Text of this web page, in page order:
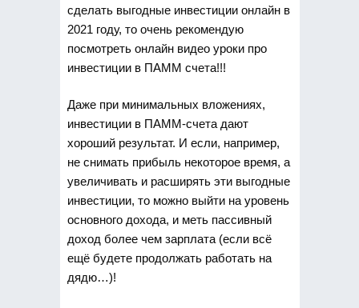
сделать выгодные инвестиции онлайн в
2021 году, то очень рекомендую
посмотреть онлайн видео уроки про
инвестиции в ПАММ счета!!!
Даже при минимальных вложениях,
инвестиции в ПАММ-счета дают
хороший результат. И если, например,
не снимать прибыль некоторое время, а
увеличивать и расширять эти выгодные
инвестиции, то можно выйти на уровень
основного дохода, и меть пассивный
доход более чем зарплата (если всё
ещё будете продолжать работать на
дядю…)!